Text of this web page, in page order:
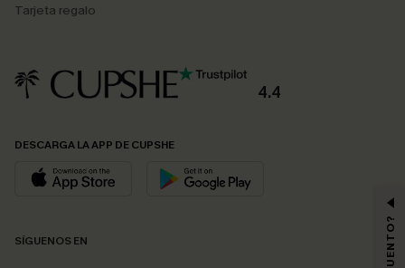
Tarjeta regalo
4.4
DESCARGA LA APP DE CUPSHE
SÍGUENOS EN